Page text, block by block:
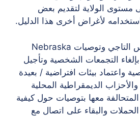
مستوى الولاية لتقديم بعض
لأغراض أخرى هذا الدليل.
في ضوء وباء الفيروس التاجي وتوصيات Nebraska
Democratic Party بإلغاء التجمعات الشخصية وتأجيل
واعتماد بيئات افتراضية / بعيدة
الديمقراطية المحلية
معها بتوصيات حول كيفية
والبقاء على اتصال مع